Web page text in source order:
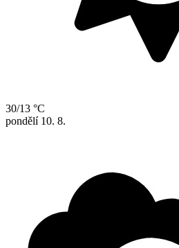
30/13 °C
pondělí 10. 8.